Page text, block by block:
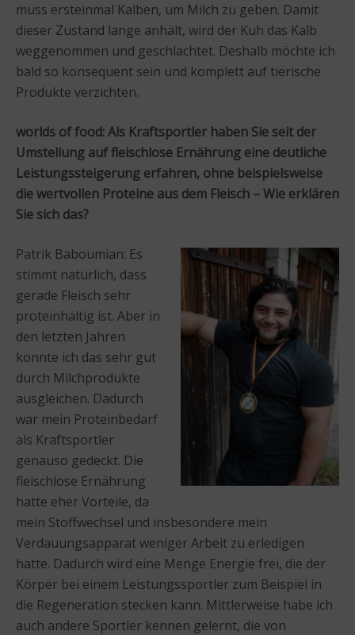
muss ersteinmal Kalben, um Milch zu geben. Damit
dieser Zustand lange anhält, wird der Kuh das Kalb
weggenommen und geschlachtet. Deshalb möchte ich
bald so konsequent sein und komplett auf tierische
Produkte verzichten.
worlds of food: Als Kraftsportler haben Sie seit der
Umstellung auf fleischlose Ernährung eine deutliche
Leistungssteigerung erfahren, ohne beispielsweise
die wertvollen Proteine aus dem Fleisch – Wie erklären
Sie sich das?
Patrik Baboumian: Es
stimmt natürlich, dass
gerade Fleisch sehr
proteinhaltig ist. Aber in
den letzten Jahren
konnte ich das sehr gut
durch Milchprodukte
ausgleichen. Dadurch
war mein Proteinbedarf
als Kraftsportler
genauso gedeckt. Die
fleischlose Ernährung
hatte eher Vorteile, da
mein Stoffwechsel und insbesondere mein
Verdauungsapparat weniger Arbeit zu erledigen
hatte. Dadurch wird eine Menge Energie frei, die der
Körper bei einem Leistungssportler zum Beispiel in
die Regeneration stecken kann. Mittlerweise habe ich
auch andere Sportler kennen gelernt, die von